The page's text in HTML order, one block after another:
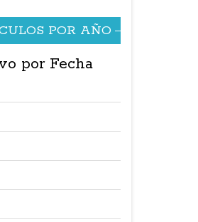
POR AÑO
por Fecha